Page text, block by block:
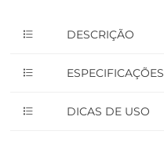
DESCRIÇÃO
ESPECIFICAÇÕES
DICAS DE USO